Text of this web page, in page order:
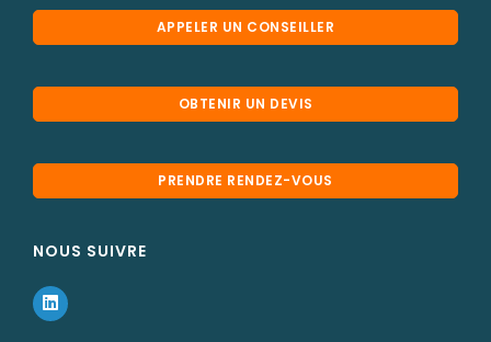
APPELER UN CONSEILLER
OBTENIR UN DEVIS
PRENDRE RENDEZ-VOUS
NOUS SUIVRE